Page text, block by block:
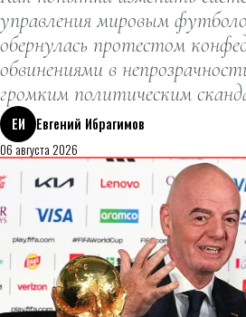
управления мировым
обернулась протестом
обвинениями в
громким политическим
ЕИ
Евгений Ибрагимов
06 августа 2026